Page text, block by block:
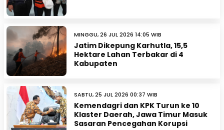
MINGGU, 26 JUL 2026 14:05 WIB
Jatim Dikepung Karhutla, 15,5
Hektare Lahan Terbakar di 4
Kabupaten
SABTU, 25 JUL 2026 00:37 WIB
Kemendagri dan KPK Turun ke 10
Klaster Daerah, Jawa Timur Masuk
Sasaran Pencegahan Korupsi